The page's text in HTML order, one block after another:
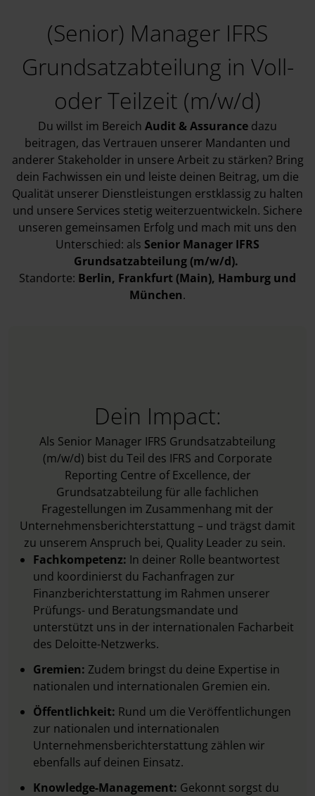
(Senior) Manager IFRS
Grundsatzabteilung in Voll-
oder Teilzeit (m/w/d)
Du willst im Bereich Audit & Assurance dazu
beitragen, das Vertrauen unserer Mandanten und
anderer Stakeholder in unsere Arbeit zu stärken? Bring
dein Fachwissen ein und leiste deinen Beitrag, um die
Qualität unserer Dienstleistungen erstklassig zu halten
und unsere Services stetig weiterzuentwickeln. Sichere
unseren gemeinsamen Erfolg und mach mit uns den
Unterschied: als Senior Manager IFRS
Grundsatzabteilung (m/w/d).
Standorte: Berlin, Frankfurt (Main), Hamburg und
München.
Dein Impact:
Als Senior Manager IFRS Grundsatzabteilung
(m/w/d) bist du Teil des IFRS and Corporate
Reporting Centre of Excellence, der
Grundsatzabteilung für alle fachlichen
Fragestellungen im Zusammenhang mit der
Unternehmensberichterstattung – und trägst damit
zu unserem Anspruch bei, Quality Leader zu sein.
Fachkompetenz: In deiner Rolle beantwortest
und koordinierst du Fachanfragen zur
Finanzberichterstattung im Rahmen unserer
Prüfungs- und Beratungsmandate und
unterstützt uns in der internationalen Facharbeit
des Deloitte-Netzwerks.
Gremien: Zudem bringst du deine Expertise in
nationalen und internationalen Gremien ein.
Öffentlichkeit: Rund um die Veröffentlichungen
zur nationalen und internationalen
Unternehmensberichterstattung zählen wir
ebenfalls auf deinen Einsatz.
Knowledge-Management: Gekonnt sorgst du